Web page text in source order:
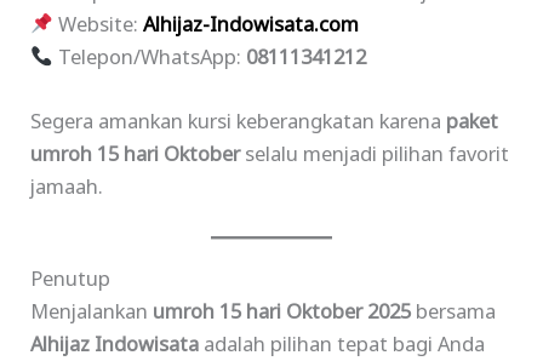
Website: Alhijaz-Indowisata.com
Telepon/WhatsApp: 08111341212
Segera amankan kursi keberangkatan karena paket
umroh 15 hari Oktoberselalu menjadi pilihan favorit
jamaah.
Penutup
Menjalankan umroh 15 hari Oktober 2025 bersama
Alhijaz Indowisata adalah pilihan tepat bagi Anda